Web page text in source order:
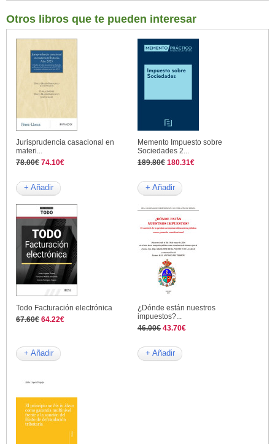
Otros libros que te pueden interesar
Jurisprudencia casacional en
materi...
78.00€ 74.10€
+ Añadir
Memento Impuesto sobre
Sociedades 2...
189.80€ 180.31€
+ Añadir
Todo Facturación electrónica
67.60€ 64.22€
+ Añadir
¿Dónde están nuestros
impuestos?...
46.00€ 43.70€
+ Añadir